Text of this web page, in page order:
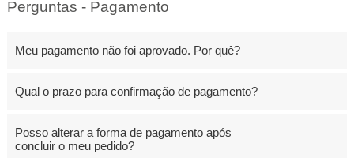
Perguntas - Pagamento
Meu pagamento não foi aprovado. Por quê?
Qual o prazo para confirmação de pagamento?
Posso alterar a forma de pagamento após
concluir o meu pedido?